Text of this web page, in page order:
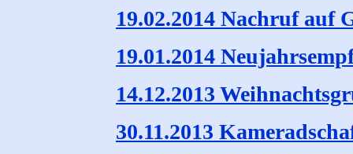
19.02.2014 Nachruf auf
19.01.2014
14.12.2013
30.11.2013